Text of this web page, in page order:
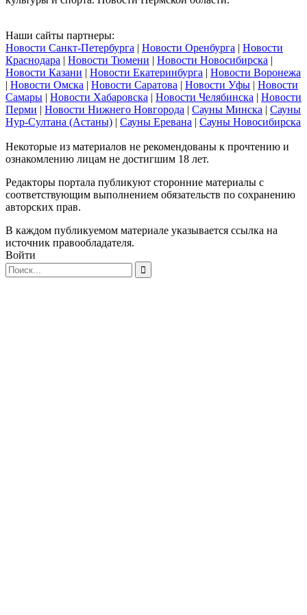
Наши сайты партнеры:
Новости Санкт-Петербурга | Новости Оренбурга | Новости
Краснодара | Новости Тюмени | Новости Новосибирска |
Новости Казани | Новости Екатеринбурга | Новости Воронежа
| Новости Омска | Новости Саратова | Новости Уфы | Новости
Самары | Новости Хабаровска | Новости Челябинска | Новости
Перми | Новости Нижнего Новгорода | Сауны Минска | Сауны
Нур-Султана (Астаны) | Сауны Еревана | Сауны Новосибирска
Некоторые из материалов не рекомендованы к прочтению и
ознакомлению лицам не достигшим 18 лет.
Редакторы портала публикуют сторонние материалы с
соответствующим выполнением обязательств по сохранению
авторских прав.
В каждом публикуемом материале указывается ссылка на
источник правообладателя.
Войти